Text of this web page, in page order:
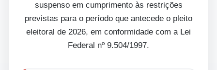
suspenso em cumprimento às restrições
previstas para o período que antecede o pleito
eleitoral de 2026, em conformidade com a Lei
Federal nº 9.504/1997.